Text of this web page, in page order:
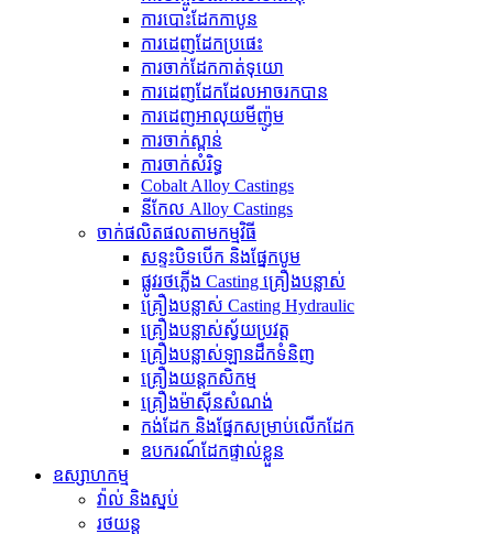
ការបោះដែកកាបូន
ការ​ដេញ​ដែក​ប្រផេះ
ការ​ចាក់​ដែក​កាត់​ទុយោ
ការ​ដេញ​ដែក​ដែល​អាច​រក​បាន​
ការ​ដេញ​អាលុយ​មីញ៉ូ​ម​
ការចាក់ស្ពាន់
ការចាក់សំរិទ្ធ
Cobalt Alloy Castings
នីកែល Alloy Castings
ចាក់ផលិតផលតាមកម្មវិធី
សន្ទះបិទបើក និងផ្នែកបូម
ផ្លូវរថភ្លើង Casting គ្រឿងបន្លាស់
គ្រឿងបន្លាស់ Casting Hydraulic
គ្រឿងបន្លាស់ស្វ័យប្រវត្ត
គ្រឿងបន្លាស់ឡានដឹកទំនិញ
គ្រឿងយន្តកសិកម្ម
គ្រឿងម៉ាស៊ីនសំណង់
កង់​ដែក និង​ផ្នែក​សម្រាប់​លើក​ដែក
ឧបករណ៍ដែកផ្ទាល់ខ្លួន
ឧស្សាហកម្ម
វ៉ាល់ និងស្នប់
រថយន្ត